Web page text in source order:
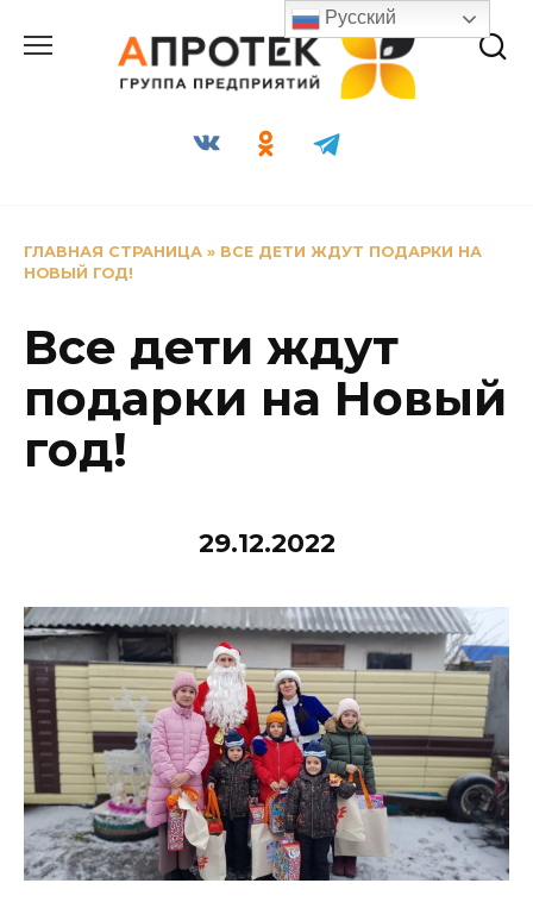
содержанию
ГЛАВНАЯ СТРАНИЦА » ВСЕ ДЕТИ ЖДУТ ПОДАРКИ НА
НОВЫЙ ГОД!
Все дети ждут
подарки на Новый
год!
29.12.2022
Русский